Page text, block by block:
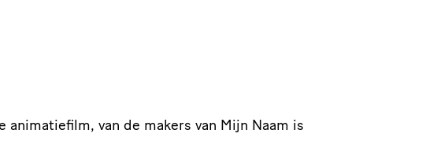
animatiefilm, van de makers van Mijn Naam is